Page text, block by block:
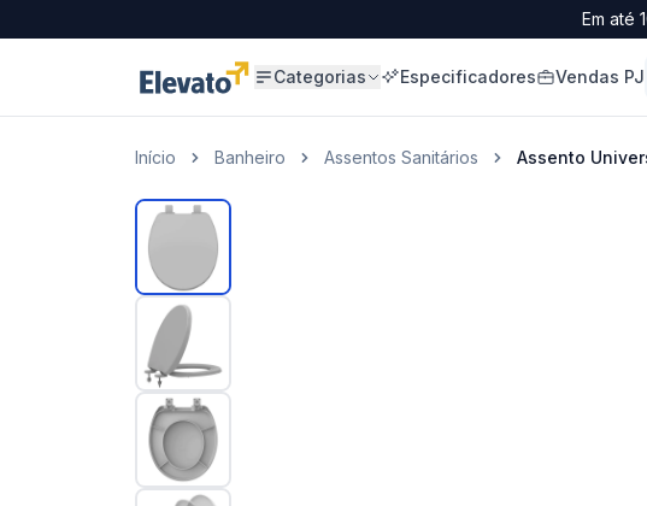
Em até
Categorias Especificadores Vendas PJ
Início Banheiro Assentos Sanitários Assento